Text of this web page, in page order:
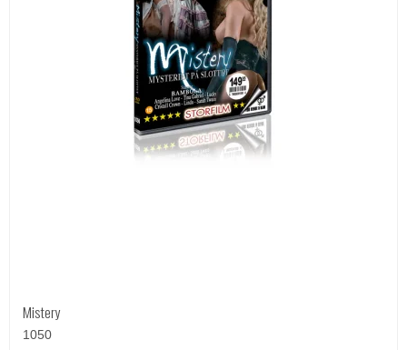
Mistery
1050